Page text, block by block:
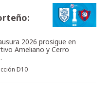
2026 prosigue en
Ameliano y Cerro
D10